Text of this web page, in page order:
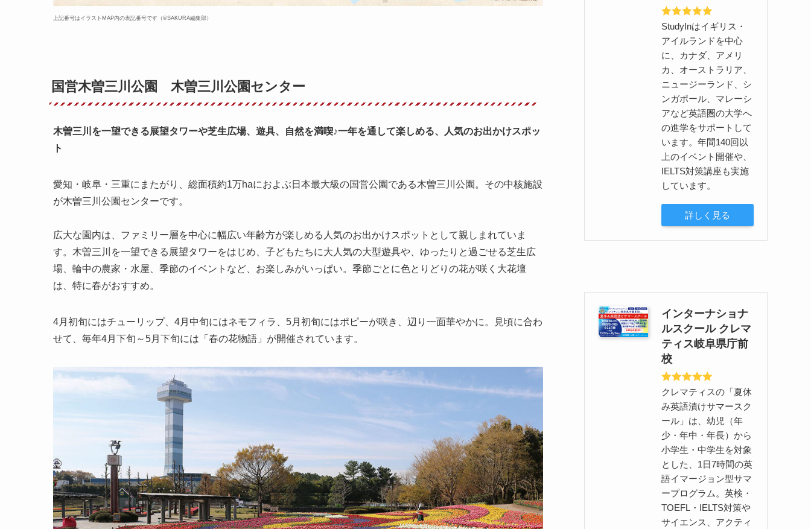
上記番号はイラストMAP内の表記番号です（©️SAKURA編集部）
国営木曽三川公園 木曽三川公園センター
木曽三川を一望できる展望タワーや芝生広場、遊具、自然を満喫♪一年を通して楽しめる、人気のお出かけスポッ
ト
愛知・岐阜・三重にまたがり、総面積約1万haにおよぶ日本最大級の国営公園である木曽三川公園。その中核施設
が木曽三川公園センターです。
広大な園内は、ファミリー層を中心に幅広い年齢方が楽しめる人気のお出かけスポットとして親しまれていま
す。木曽三川を一望できる展望タワーをはじめ、子どもたちに大人気の大型遊具や、ゆったりと過ごせる芝生広
場、輪中の農家・水屋、季節のイベントなど、お楽しみがいっぱい。季節ごとに色とりどりの花が咲く大花壇
は、特に春がおすすめ。
4月初旬にはチューリップ、4月中旬にはネモフィラ、5月初旬にはポピーが咲き、辺り一面華やかに。見頃に合わ
せて、毎年4月下旬～5月下旬には「春の花物語」が開催されています。
StudyInはイギリス・
アイルランドを中心
に、カナダ、アメリ
カ、オーストラリア、
ニュージーランド、シ
ンガポール、マレーシ
アなど英語圏の大学へ
の進学をサポートして
います。年間140回以
上のイベント開催や、
IELTS対策講座も実施
しています。
詳しく見る
インターナショナ
ルスクール クレマ
ティス岐阜県庁前
校
クレマティスの「夏休
み英語漬けサマースク
ール」は、幼児（年
少・年中・年長）から
小学生・中学生を対象
とした、1日7時間の英
語イマージョン型サマ
ープログラム。英検・
TOEFL・IELTS対策や
サイエンス、アクティ